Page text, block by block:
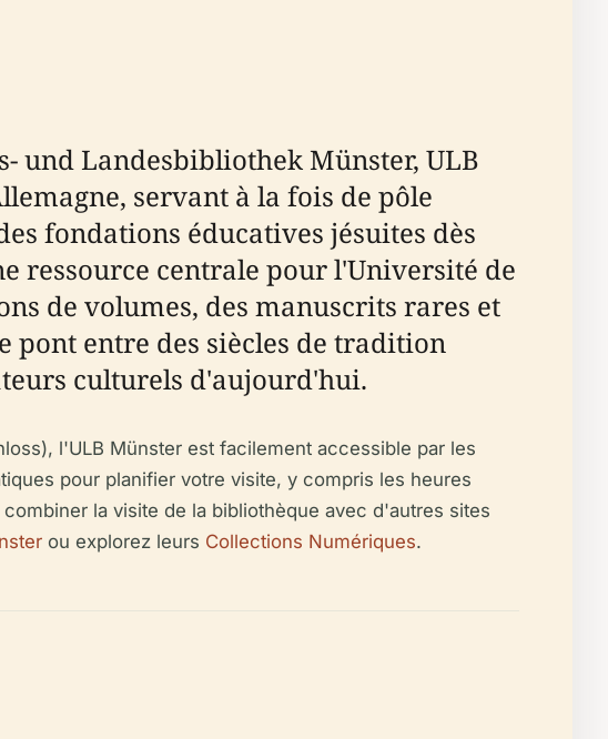
und Landesbibliothek Münster, ULB
servant à la fois de pôle
fondations éducatives jésuites dès
ressource centrale pour l'Université de
de volumes, des manuscrits rares et
entre des siècles de tradition
culturels d'aujourd'hui.
l'ULB Münster est facilement accessible par les
pour planifier votre visite, y compris les heures
la visite de la bibliothèque avec d'autres sites
ou explorez leurs Collections Numériques.